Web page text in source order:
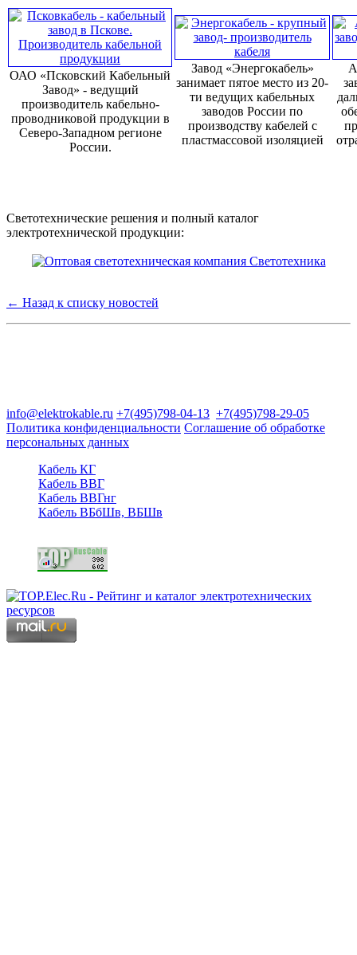
ОАО «Псковский Кабельный
Завод» - ведущий
производитель кабельно-
проводниковой продукции в
Северо-Западном регионе
России.
Завод «Энергокабель»
занимает пятое место из 20-
ти ведущих кабельных
заводов России по
производству кабелей с
пластмассовой изоляцией
Светотехнические решения и полный каталог
электротехнической продукции:
← Назад к списку новостей
info@elektrokable.ru +7(495)798-04-13 +7(495)798-29-05
Политика конфиденциальности Соглашение об обработке
персональных данных
Кабель КГ
Кабель ВВГ
Кабель ВВГнг
Кабель ВБбШв, ВБШв